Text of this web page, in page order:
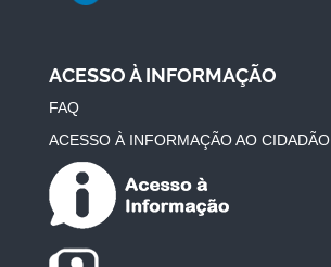
ACESSO À INFORMAÇÃO
FAQ
ACESSO À INFORMAÇÃO AO CIDADÃO